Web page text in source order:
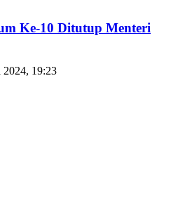
Ke-10 Ditutup Menteri
2024, 19:23